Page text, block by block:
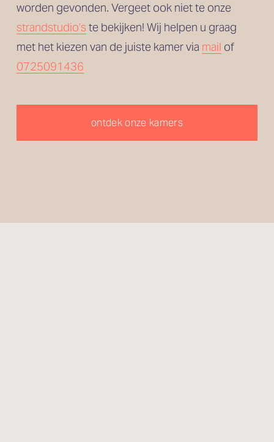
strandstudio’s te bekijken! Wij helpen u graag
met het kiezen van de juiste kamer via mail
of
0725091436
ontdek onze kamers